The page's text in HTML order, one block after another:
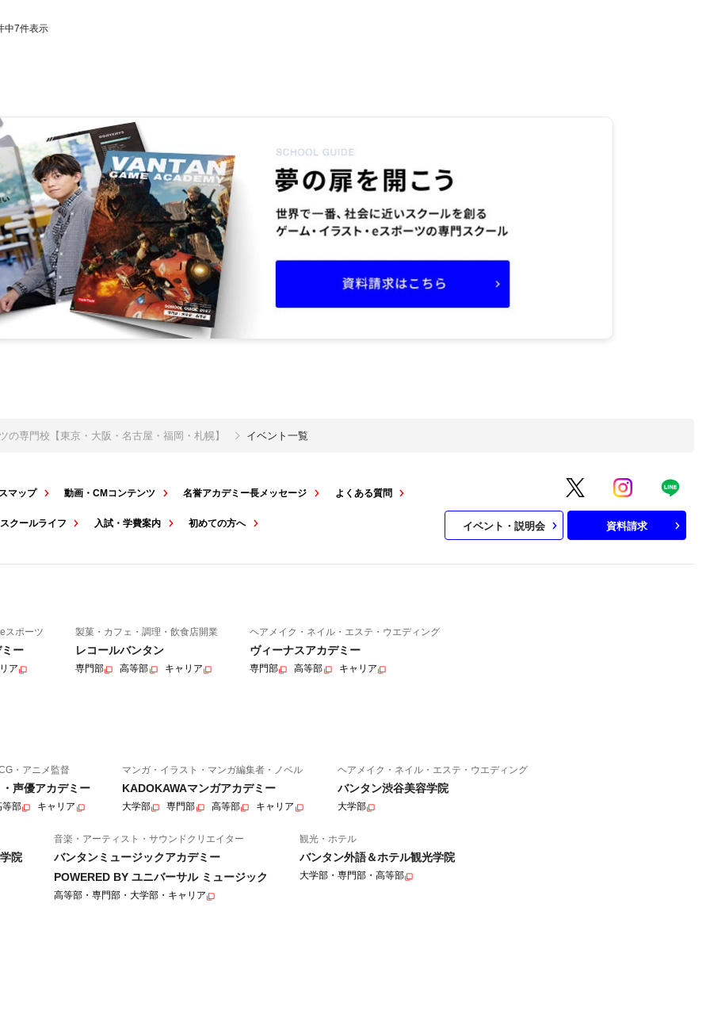
中7件表示
専門校【東京・大阪・名古屋・福岡・札幌】 イベント一覧
マップ 動画・CMコンテンツ 名誉アカデミー長メッセージ よくある質問
スクールライフ 入試・学費案内 初めての方へ イベント・説明会 資料請求
スポーツ
ー
ア
製菓・カフェ・調理・飲食店開業
レコールバンタン
専門部 高等部 キャリア
ヘアメイク・ネイル・エステ・ウエディング
ヴィーナスアカデミー
専門部 高等部 キャリア
・アニメ監督
声優アカデミー
等部 キャリア
マンガ・イラスト・マンガ編集者・ノベル
KADOKAWAマンガアカデミー
大学部 専門部 高等部 キャリア
ヘアメイク・ネイル・エステ・ウエディング
バンタン渋谷美容学院
大学部
院
音楽・アーティスト・サウンドクリエイター
バンタンミュージックアカデミー
POWERED BY ユニバーサル ミュージック
高等部・専門部・大学部・キャリア
観光・ホテル
バンタン外語＆ホテル観光学院
大学部・専門部・高等部